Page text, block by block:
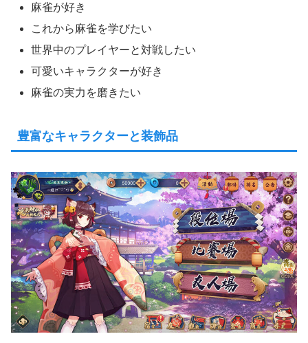
麻雀が好き
これから麻雀を学びたい
世界中のプレイヤーと対戦したい
可愛いキャラクターが好き
麻雀の実力を磨きたい
豊富なキャラクターと装飾品